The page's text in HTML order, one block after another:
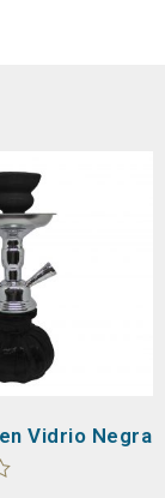
Vidrio Negra